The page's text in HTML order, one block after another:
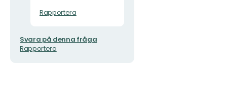
Rapportera
Svara på denna fråga
Rapportera